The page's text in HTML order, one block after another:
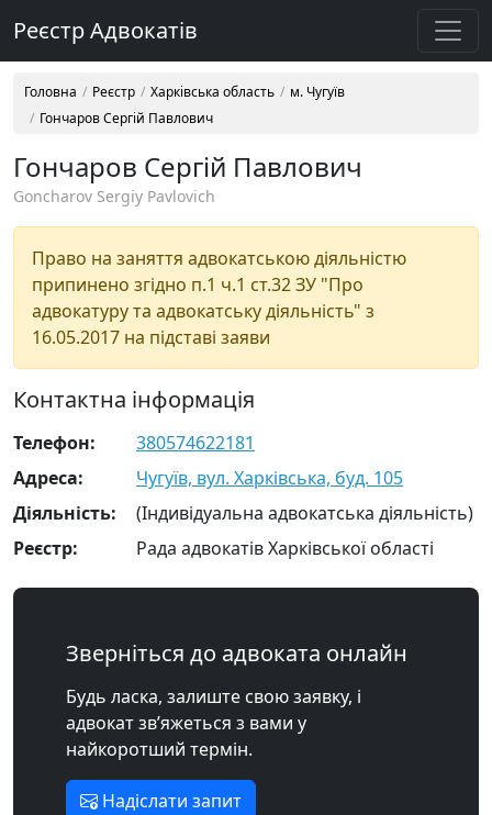
Реєстр Адвокатів
Головна Реєстр Харківська область
м. Чугуїв
Гончаров Сергій Павлович
Гончаров Сергій Павлович
Goncharov Sergiy Pavlovich
Право на заняття адвокатською діяльністю
припинено згідно п.1 ч.1 ст.32 ЗУ "Про
адвокатуру та адвокатську діяльність" з
16.05.2017 на підставі заяви
Контактна інформація
Телефон:
380574622181
Адреса:
Чугуїв, вул. Харківська, буд. 105
Діяльність:
(Індивідуальна адвокатська діяльність)
Реєстр:
Рада адвокатів Харківської області
Зверніться до адвоката онлайн
Будь ласка, залиште свою заявку, і
адвокат зв’яжеться з вами у
найкоротший термін.
Надіслати запит